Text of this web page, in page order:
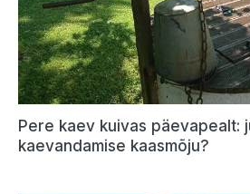
Pere kaev kuivas päevapealt:
kaevandamise kaasmõju?